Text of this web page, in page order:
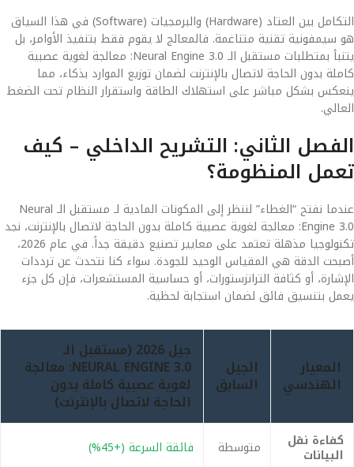
التكامل بين العتاد (Hardware) والبرمجيات (Software) في هذا السياق
هو سيمفونية تقنية متناغمة. فالمعالج لا يقوم فقط بتنفيذ الأوامر، بل
يتنبأ بمتطلبات مستقبل الـ Neural Engine 3.0: معالجة لغوية عصبية
كاملة بدون الحاجة لاتصال بالإنترنت لضمان توزيع الموارد بذكاء، مما
ينعكس بشكل مباشر على استهلاك الطاقة واستقرار النظام تحت الضغط
العالي.
الفصل الثاني: التشريح الداخلي – كيف
تعمل المنظومة؟
عندما نفتح “الغطاء” لننظر إلى المكونات المادية لـ مستقبل الـ Neural
Engine 3.0: معالجة لغوية عصبية كاملة بدون الحاجة لاتصال بالإنترنت، نجد
تكنولوجيا مذهلة تعتمد على معايير تصنيع دقيقة جداً. في عام 2026،
أصبحت الدقة هي المقياس الوحيد للجودة. سواء كنا نتحدث عن ترددات
الإشارة، أو كثافة الترانزستورات، أو حساسية المستشعرات، فإن كل جزء
يعمل بتنسيق فائق لضمان استجابة لحظية.
المعيار
الهندسي
الجيل
السابق
جيل 2026 (مستقبل الـ
NEURAL ENGINE 3.0: معالجة
لغوية عصبية كاملة بدون
الحاجة لاتصال بالإنترنت)
كفاءة نقل
البيانات متوسطة
فائقة السرعة (+45%)